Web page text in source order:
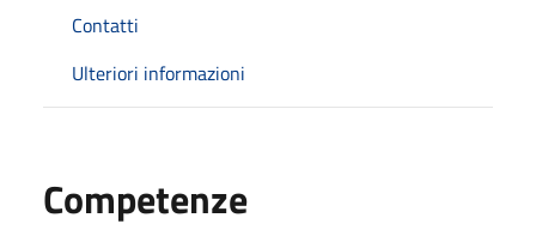
Contatti
Ulteriori informazioni
Competenze